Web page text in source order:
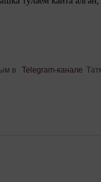
в Telegram-канале